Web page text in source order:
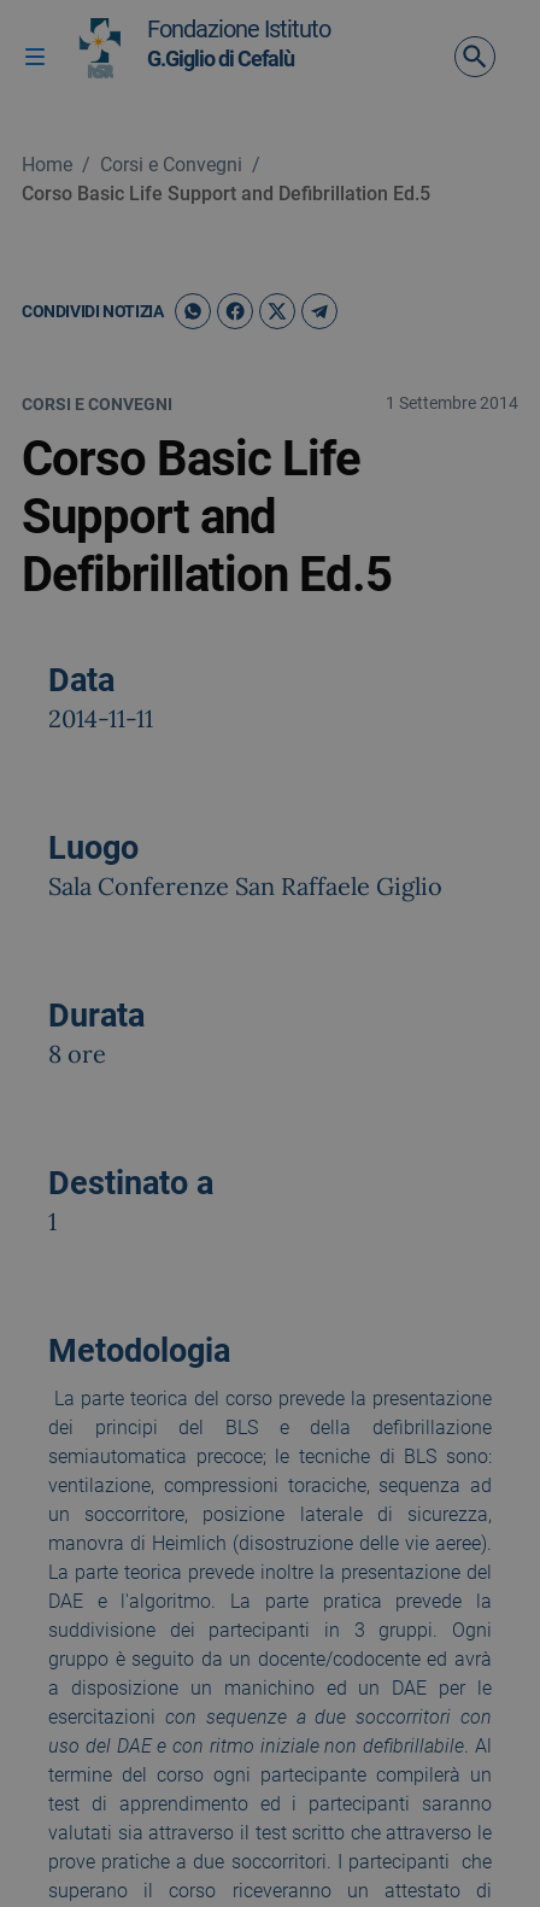
Vai ai contenuti
Vai al menu di navigazione
Vai al footer
Attiva / disattiva la navigazione
Fondazione Istituto
G.Giglio di Cefalù
Home / Corsi e Convegni /
Corso Basic Life Support and Defibrillation Ed.5
CONDIVIDI NOTIZIA
CORSI E CONVEGNI 1 Settembre 2014
Corso Basic Life
Support and
Defibrillation Ed.5
Data
2014-11-11
Luogo
Sala Conferenze San Raffaele Giglio
Durata
8 ore
Destinato a
1
Metodologia
La parte teorica del corso prevede la presentazione
dei principi del BLS e della defibrillazione
semiautomatica precoce; le tecniche di BLS sono:
ventilazione, compressioni toraciche, sequenza ad
un soccorritore, posizione laterale di sicurezza,
manovra di Heimlich (disostruzione delle vie aeree).
La parte teorica prevede inoltre la presentazione del
DAE e l'algoritmo. La parte pratica prevede la
suddivisione dei partecipanti in 3 gruppi. Ogni
gruppo è seguito da un docente/codocente ed avrà
a disposizione un manichino ed un DAE per le
esercitazioni con sequenze a due soccorritori con
uso del DAE e con ritmo iniziale non defibrillabile. Al
termine del corso ogni partecipante compilerà un
test di apprendimento ed i partecipanti saranno
valutati sia attraverso il test scritto che attraverso le
prove pratiche a due soccorritori. I partecipanti che
superano il corso riceveranno un attestato di